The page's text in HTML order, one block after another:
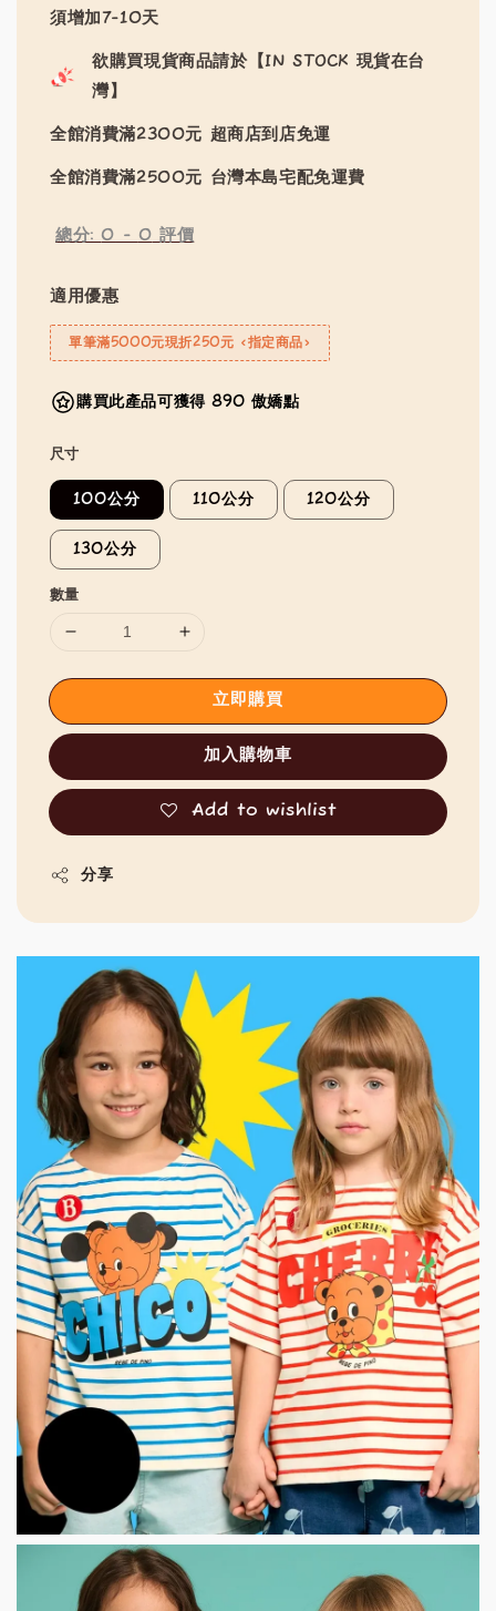
須增加7-10天
欲購買現貨商品請於【IN STOCK 現貨在台
灣】
全館消費滿2300元 超商店到店免運
全館消費滿2500元 台灣本島宅配免運費
總分: 0 - 0 評價
適用優惠
單筆滿5000元現折250元 <指定商品>
購買此產品可獲得 890 傲嬌點
尺寸
100公分 110公分 120公分
130公分
數量
立即購買
加入購物車
Add to wishlist
分享